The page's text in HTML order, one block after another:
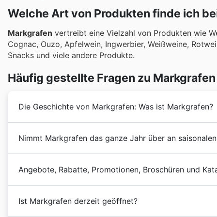
Welche Art von Produkten finde ich
Markgrafen vertreibt eine Vielzahl von Produkten wie
Cognac, Ouzo, Apfelwein, Ingwerbier, Weißweine,
Snacks und viele andere Produkte.
Häufig gestellte Fragen zu Markgrafen
Die Geschichte von Markgrafen: Was ist Markgrafen?
Von Anfang an war es das Ziel von Markgrafen,
Qualität der führenden Marken auf dem nationalen
In den folgenden Jahren hat
Markgrafen einen
Produkten und der Eröffnung neuer Filialen
Nimmt Markgrafen das ganze Jahr über an
unserer Website können Sie bequem die neuesten
Einzelhändlern in Deutschland einsehen, bevor Sie
Sommerangebote
Schulbeginn-Rabatte,
Weihnachten
Neujahr
Angebote, Rabatte, Promotionen, Broschüren und
Hauptsitz von Markgrafenbefindet sich in Berlin,
Ist Markgrafen derzeit geöffnet?